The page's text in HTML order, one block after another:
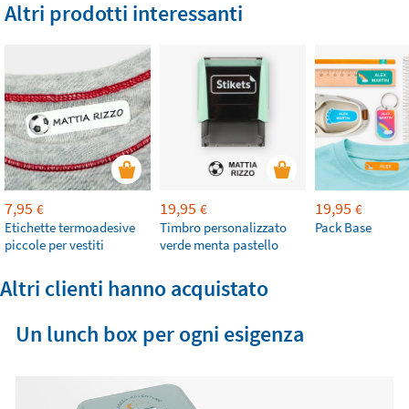
Altri prodotti interessanti
7,95 €
Etichette termoadesive
piccole per vestiti
19,95 €
Timbro personalizzato
verde menta pastello
19,95 €
Pack Base
Altri clienti hanno acquistato
Un lunch box per ogni esigenza